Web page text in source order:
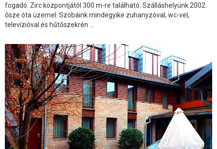
fogadó. Zirc központjától 300 m-re található. Szálláshelyünk 2002.
ősze óta üzemel. Szobáink mindegyike zuhanyzóval, wc-vel,
televízióval és hűtőszekrén ...